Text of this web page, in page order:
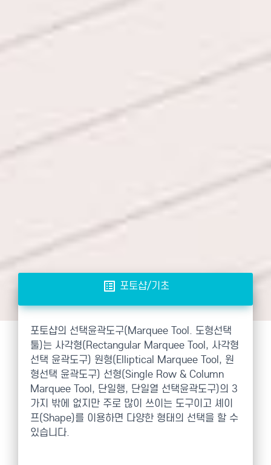
list_alt 포토샵/기초
포토샵의 선택윤곽도구(Marquee Tool. 도형선택
툴)는 사각형(Rectangular Marquee Tool, 사각형
선택 윤곽도구) 원형(Elliptical Marquee Tool, 원
형선택 윤곽도구) 선형(Single Row & Column
Marquee Tool, 단일행, 단일열 선택윤곽도구)의 3
가지 밖에 없지만 주로 많이 쓰이는 도구이고 셰이
프(Shape)를 이용하면 다양한 형태의 선택을 할 수
있습니다.